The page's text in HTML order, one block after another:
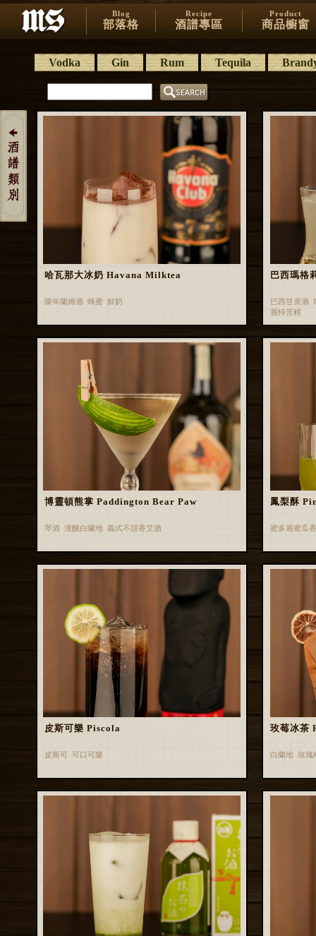
Blog
部落格
Recipe
酒譜專區
Product
商品櫥窗
Vodka Gin Rum Tequila
哈瓦那大冰奶 Havana Milktea
陳年蘭姆酒 蜂蜜 鮮奶
巴西瑪
巴西甘蔗酒
麗特苦精
博靈頓熊掌 Paddington Bear Paw
琴酒 渣釀白蘭地 義式不甜香艾酒
鳳梨酥
蜜多麗蜜瓜
皮斯可樂 Piscola
皮斯可 可口可樂
玫莓冰茶
白蘭地 玫瑰